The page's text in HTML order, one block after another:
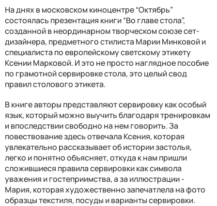
На днях в московском киноцентре “Октябрь”
состоялась презентация книги “Во главе стола”,
созданной в неординарном творческом союзе сет-
дизайнера, предметного стилиста Марии Минковой и
специалиста по европейскому светскому этикету
Ксении Марковой. И это не просто наглядное пособие
по грамотной сервировке стола, это целый свод
правил столового этикета.
В книге авторы представляют сервировку как особый
язык, который можно выучить благодаря тренировкам
и впоследствии свободно на нем говорить. За
повествование здесь отвечала Ксения, которая
увлекательно рассказывает об истории застолья,
легко и понятно объясняет, откуда к нам пришли
сложившиеся правила сервировки как символа
уважения и гостеприимства, а за иллюстрации -
Мария, которая художественно запечатлела на фото
образцы текстиля, посуды и варианты сервировки.